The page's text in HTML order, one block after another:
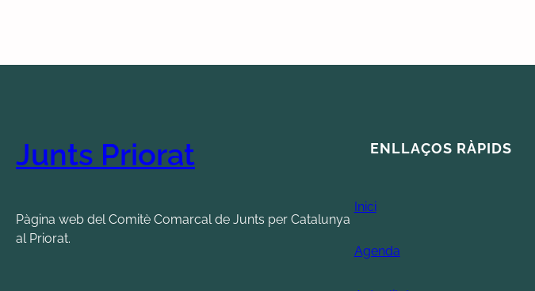
Junts Priorat
Pàgina web del Comitè Comarcal de Junts per Catalunya
al Priorat.
ENLLAÇOS RÀPIDS
Inici
Agenda